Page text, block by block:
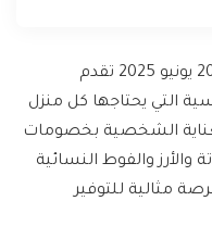
عروض المدينة هايبر ماركت الجمعة 20 يونيو 2025 تقدم
التي يحتاجها كل منزل
الشخصية بخصومات
والفوط النسائية
مثالية للتوفير